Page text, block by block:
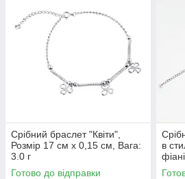
Срібний браслет "Квіти",
Розмір 17 см x 0,15 см, Вага:
3.0 г
Готово до відправки
в
Вага: